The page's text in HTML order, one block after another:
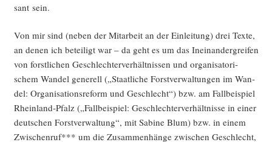
sant sein.
Von mir sind (neben der Mit­ar­beit an der Ein­lei­tung) drei Tex­te,
an denen ich betei­ligt war – da geht es um das Inein­an­der­grei­fen
von forst­li­chen Geschlech­ter­ver­hält­nis­sen und orga­ni­sa­to­ri­
schem Wan­del gene­rell („Staat­li­che Forst­ver­wal­tun­gen im Wan­
del: Orga­ni­sa­ti­ons­re­form und Geschlecht“) bzw. am Fall­bei­spiel
Rhein­land-Pfalz („Fall­bei­spiel: Geschlech­ter­ver­hält­nis­se in einer
deut­schen Forst­ver­wal­tung“, mit Sabi­ne Blum) bzw. in einem
Zwi­schen­ruf*** um die Zusam­men­hän­ge zwi­schen Geschlecht,